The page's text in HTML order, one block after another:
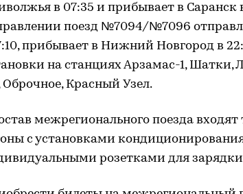
в 07:35 и прибывает в Саранск
поезд №7094/№7096
прибывает в Нижний Новгород в
на станциях Арзамас-1, Шатки,
Красный Узел.
межрегионального поезда
с установками
розетками для